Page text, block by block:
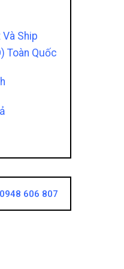
Ship
Toàn Quốc
0948 606 807